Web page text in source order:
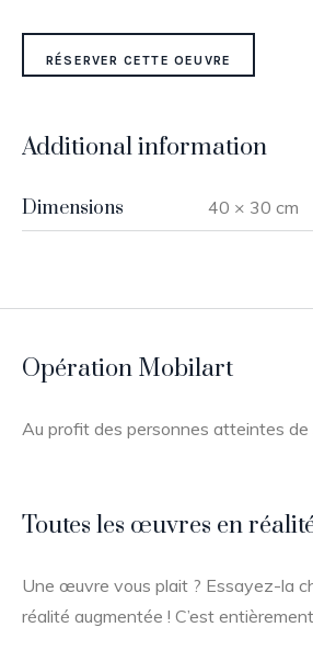
RÉSERVER CETTE OEUVRE
Additional information
Dimensions 40 × 30 cm
Opération Mobilart
Au profit des personnes atteintes de
Toutes les œuvres en
Une œuvre vous plait ? Essayez-la
réalité augmentée ! C’est